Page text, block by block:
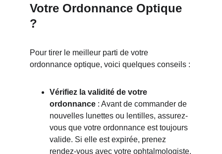
Votre Ordonnance Optique
?
Pour tirer le meilleur parti de votre
ordonnance optique, voici quelques conseils :
Vérifiez la validité de votre
ordonnance : Avant de commander de
nouvelles lunettes ou lentilles, assurez-
vous que votre ordonnance est toujours
valide. Si elle est expirée, prenez
rendez-vous avec votre ophtalmologiste.